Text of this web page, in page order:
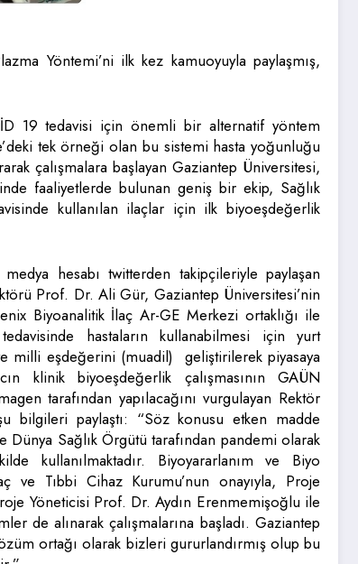
Yöntemi’ni ilk kez kamuoyuyla paylaşmış,
19 tedavisi için önemli bir alternatif yöntem
tek örneği olan bu sistemi hasta yoğunluğu
çalışmalara başlayan Gaziantep Üniversitesi,
faaliyetlerde bulunan geniş bir ekip, Sağlık
kullanılan ilaçlar için ilk biyoeşdeğerlik
hesabı twitterden takipçileriyle paylaşan
Prof. Dr. Ali Gür, Gaziantep Üniversitesi’nin
Biyoanalitik İlaç Ar-GE Merkezi ortaklığı ile
hastaların kullanabilmesi için yurt
milli eşdeğerini (muadil) geliştirilerek piyasaya
klinik biyoeşdeğerlik çalışmasının GAÜN
tarafından yapılacağını vurgulayan Rektör
paylaştı: “Söz konusu etken madde
Dünya Sağlık Örgütü tarafından pandemi olarak
kullanılmaktadır. Biyoyararlanım ve Biyo
ve Tıbbi Cihaz Kurumu’nun onayıyla, Proje
Yöneticisi Prof. Dr. Aydın Erenmemişoğlu ile
de alınarak çalışmalarına başladı. Gaziantep
ortağı olarak bizleri gururlandırmış olup bu